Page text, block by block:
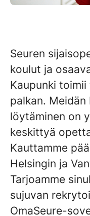
Seuren
koulut ja
Kaupunki
palkan.
löytäminen on
keskittyä
Kauttamme
Helsingin ja
Tarjoamme
sujuvan
OmaSeure-